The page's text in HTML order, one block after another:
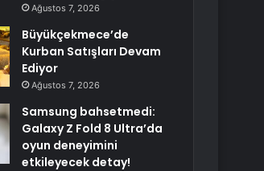
Ağustos 7, 2026
Büyükçekmece’de
Kurban Satışları Devam
Ediyor
Ağustos 7, 2026
Samsung bahsetmedi:
Galaxy Z Fold 8 Ultra’da
oyun deneyimini
etkileyecek detay!